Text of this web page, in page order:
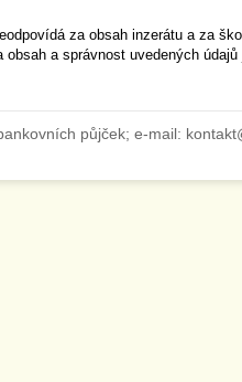
za obsah inzerátu a za
obsah a správnost uvedených
půjček; e-mail: